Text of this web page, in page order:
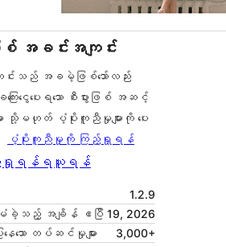
ဖြစ် အခင်းအကျင်း
းသည် အခမဲ့ဖြစ်သော်လည်း
ြေးငွေပေးရသော စီးပွားဖြစ် အဆင့်
သို့မဟုတ် ပံ့ပိုးကူညီမှုများကို ပေး
ပံ့ပိုးကူညီမှုကို ကြည့်ရှုရန်
ရှုရန် ရယူရန်
1.2.9
မံခဲ့သည့် အချိန် ဧပြီ 19, 2026
သော တပ်ဆင်မှုများ
3,000+